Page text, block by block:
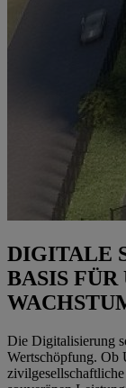
DIGITALE
BASIS
Die Digitalisierung
Wertschöpfung. Ob